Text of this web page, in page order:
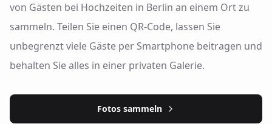
von Gästen bei Hochzeiten in Berlin an einem Ort zu
sammeln. Teilen Sie einen QR-Code, lassen Sie
unbegrenzt viele Gäste per Smartphone beitragen und
behalten Sie alles in einer privaten Galerie.
Fotos sammeln